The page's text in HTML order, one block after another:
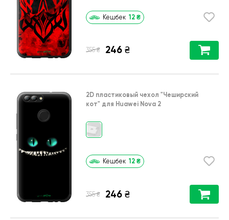
Кешбек 12 ₴
355 ₴ 246 ₴
2D пластиковый чехол "Чеширский
кот" для Huawei Nova 2
Кешбек 12 ₴
355 ₴ 246 ₴